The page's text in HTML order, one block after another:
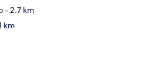
- 2.7 km
km